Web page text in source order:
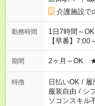
介護施設で
勤務時間
1日7時間～OK！
【早番】
9:00～18:00
期間 2ヶ月～OK
特徴 日払いOK / 履
服装自由 / シ
ソコンスキル